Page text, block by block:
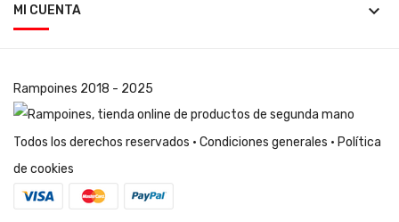
MI CUENTA keyboard_arrow_down
Rampoines 2018 - 2025
Todos los derechos reservados · Condiciones generales · Política
de cookies